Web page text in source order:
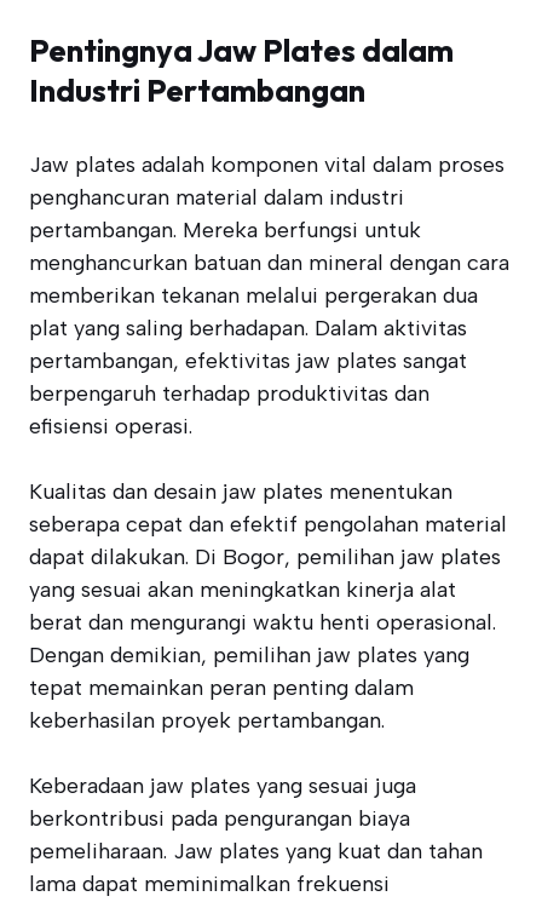
Pentingnya Jaw Plates dalam
Industri Pertambangan
Jaw plates adalah komponen vital dalam proses
penghancuran material dalam industri
pertambangan. Mereka berfungsi untuk
menghancurkan batuan dan mineral dengan cara
memberikan tekanan melalui pergerakan dua
plat yang saling berhadapan. Dalam aktivitas
pertambangan, efektivitas jaw plates sangat
berpengaruh terhadap produktivitas dan
efisiensi operasi.
Kualitas dan desain jaw plates menentukan
seberapa cepat dan efektif pengolahan material
dapat dilakukan. Di Bogor, pemilihan jaw plates
yang sesuai akan meningkatkan kinerja alat
berat dan mengurangi waktu henti operasional.
Dengan demikian, pemilihan jaw plates yang
tepat memainkan peran penting dalam
keberhasilan proyek pertambangan.
Keberadaan jaw plates yang sesuai juga
berkontribusi pada pengurangan biaya
pemeliharaan. Jaw plates yang kuat dan tahan
lama dapat meminimalkan frekuensi